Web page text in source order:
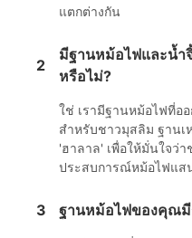
แตกต่างกัน
2
มีฐานหม้อไฟและน้ำ
หรือไม่?
ใช่ เรามีฐานหม้อไฟที่อ
สำหรับชาวมุสลิม ฐาน
'ฮาลาล' เพื่อให้มั่นใจว่
ประสบการณ์หม้อไฟแส
3 ฐานหม้อไฟของคุณมี